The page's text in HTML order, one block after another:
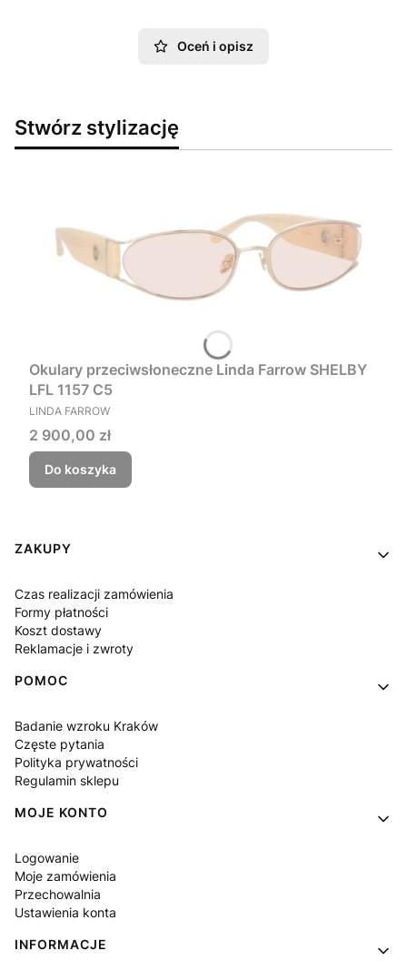
Oceń i opisz
Stwórz stylizację
Okulary przeciwsłoneczne Linda Farrow SHELBY
LFL 1157 C5
PRODUCENT
LINDA FARROW
Cena
2 900,00 zł
Do koszyka
Linki w stopce
ZAKUPY
Czas realizacji zamówienia
Formy płatności
Koszt dostawy
Reklamacje i zwroty
POMOC
Badanie wzroku Kraków
Częste pytania
Polityka prywatności
Regulamin sklepu
MOJE KONTO
Logowanie
Moje zamówienia
Przechowalnia
Ustawienia konta
INFORMACJE